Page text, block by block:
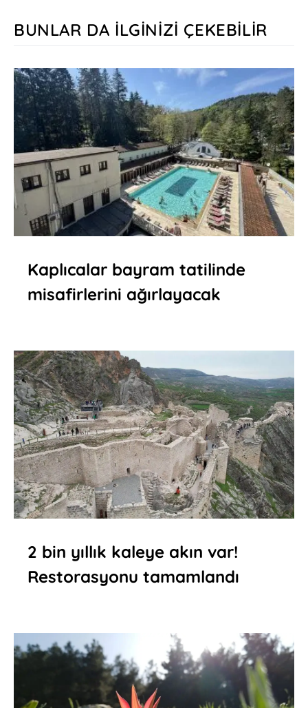
BUNLAR DA İLGINIZI ÇEKEBILIR
Kaplıcalar bayram tatilinde
misafirlerini ağırlayacak
2 bin yıllık kaleye akın var!
Restorasyonu tamamlandı